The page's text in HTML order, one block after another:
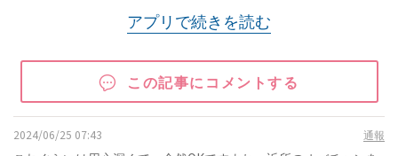
アプリで続きを読む
この記事にコメントする
2024/06/25 07:43 通報